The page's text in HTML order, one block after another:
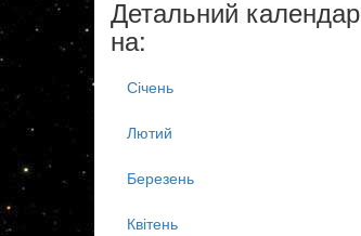
Детальний календар
на:
Січень
Лютий
Березень
Квітень